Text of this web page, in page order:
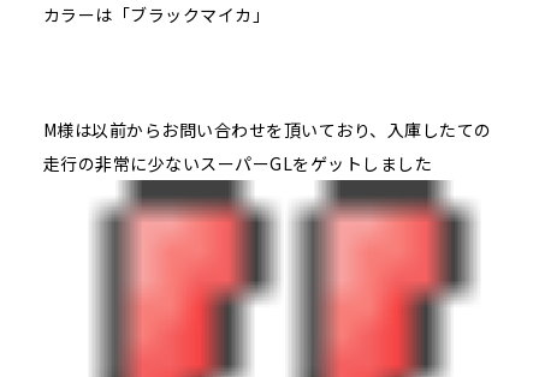
カラーは「ブラックマイカ」
M様は以前からお問い合わせを頂いており、入庫したての
走行の非常に少ないスーパーGLをゲットしました